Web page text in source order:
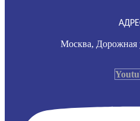
Москва, Дорожная